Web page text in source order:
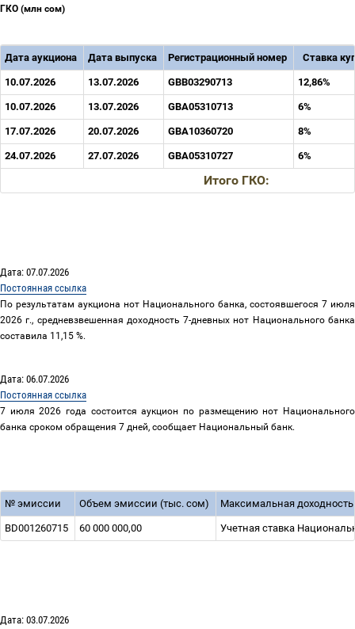
ГКО (млн сом)
Дата аукциона Дата выпуска Регистрационный номер Ставка
10.07.2026 13.07.2026 GBB03290713 12,86%
10.07.2026 13.07.2026 GBA05310713 6%
17.07.2026 20.07.2026 GBA10360720 8%
24.07.2026 27.07.2026 GBA05310727 6%
Итого ГКО:
Дата: 07.07.2026
Постоянная ссылка
По результатам аукциона нот Национального банка, состоявшегося 7 июля
2026 г., средневзвешенная доходность 7-дневных нот Национального банка
составила 11,15 %.
Дата: 06.07.2026
Постоянная ссылка
7 июля 2026 года состоится аукцион по размещению нот Национального
банка сроком обращения 7 дней, сообщает Национальный банк.
№ эмиссии Объем эмиссии (тыс. сом) Максимальная
BD001260715 60 000 000,00 Учетная ставка
Дата: 03.07.2026